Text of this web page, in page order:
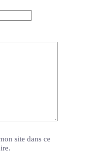
site dans ce